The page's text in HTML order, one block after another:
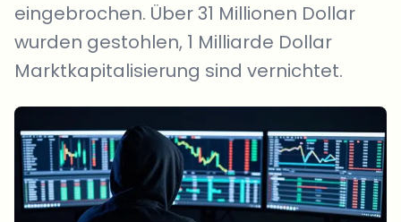
eingebrochen. Über 31 Millionen Dollar
wurden gestohlen, 1 Milliarde Dollar
Marktkapitalisierung sind vernichtet.